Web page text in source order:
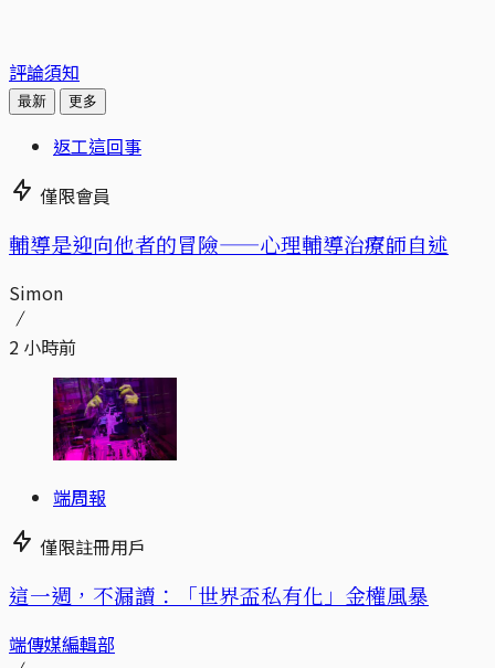
評論須知
最新 更多
返工這回事
僅限會員
輔導是迎向他者的冒險——心理輔導治療師自述
Simon
2 小時前
端周報
僅限註冊用戶
這一週，不漏讀：「世界盃私有化」金權風暴
端傳媒編輯部